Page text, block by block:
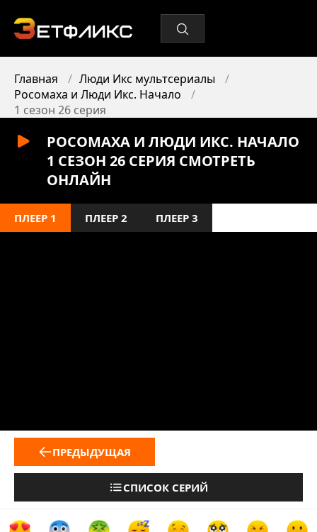
Главная
Люди Икс мультсериалы
Росомаха и Люди Икс. Начало
1 сезон 26 серия
РОСОМАХА И ЛЮДИ ИКС. НАЧАЛО
1 СЕЗОН 26 СЕРИЯ СМОТРЕТЬ
ОНЛАЙН
ПЛЕЕР 1 ПЛЕЕР 2 ПЛЕЕР 3
ПРЕДЫДУЩАЯ
СПИСОК СЕРИЙ